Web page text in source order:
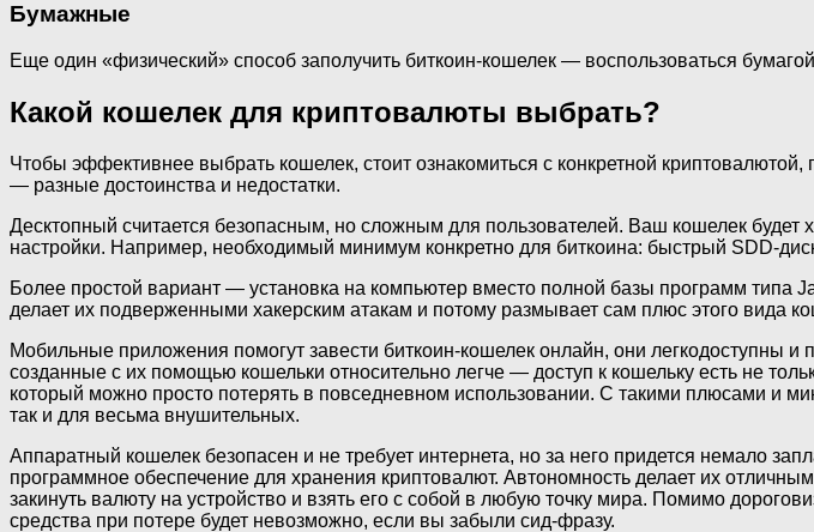
Бумажные
Еще один «физический» способ заполучить биткоин-кошелек — воспользоваться
Какой кошелек для криптовалюты выбрать?
Чтобы эффективнее выбрать кошелек, стоит ознакомиться с конкретной
— разные достоинства и недостатки.
Десктопный считается безопасным, но сложным для пользователей. Ваш кошелек будет
настройки. Например, необходимый минимум конкретно для биткоина: быстрый SDD-
Более простой вариант — установка на компьютер вместо полной базы программ типа
делает их подверженными хакерским атакам и потому размывает сам плюс этого вида
Мобильные приложения помогут завести биткоин-кошелек онлайн, они легкодоступны
созданные с их помощью кошельки относительно легче — доступ к кошельку есть не
который можно просто потерять в повседневном использовании. С такими плюсами и
так и для весьма внушительных.
Аппаратный кошелек безопасен и не требует интернета, но за него придется немало
программное обеспечение для хранения криптовалют. Автономность делает их
закинуть валюту на устройство и взять его с собой в любую точку мира. Помимо
средства при потере будет невозможно, если вы забыли сид-фразу.